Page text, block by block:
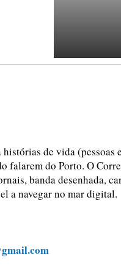
de vida (pessoas
falarem do Porto. O
banda desenhada,
a navegar no mar digital.